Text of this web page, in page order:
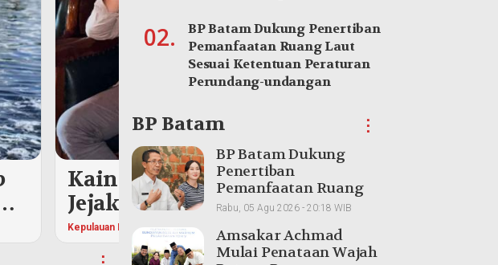
Kain Tenun Lingga Dikaji, Upaya
Jejak Budaya Melayu untuk Generasi
Mendatang
Kepulauan Riau Kamis, 09 Juli 2026 - 11:45 WIB
02.
BP Batam Dukung Penertiban
Pemanfaatan Ruang Laut
Sesuai Ketentuan Peraturan
Perundang-undangan
BP Batam ⋮
BP Batam Dukung
Penertiban
Pemanfaatan Ruang
Laut Sesuai Ketentuan
undangan
Rabu, 05 Agu 2026 - 20:18 WIB
Amsakar Achmad
Mulai Penataan Wajah